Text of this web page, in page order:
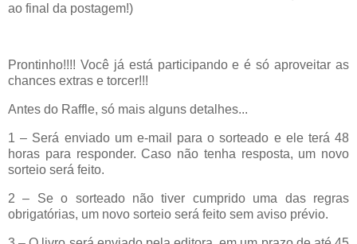
ao final da postagem!)
Prontinho!!!! Você já está participando e é só aproveitar as
chances extras e torcer!!!
Antes do Raffle, só mais alguns detalhes...
1 – Será enviado um e-mail para o sorteado e ele terá 48
horas para responder. Caso não tenha resposta, um novo
sorteio será feito.
2 – Se o sorteado não tiver cumprido uma das regras
obrigatórias, um novo sorteio será feito sem aviso prévio.